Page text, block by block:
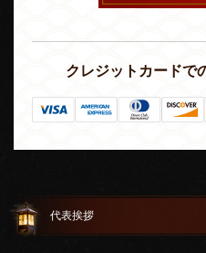
クレジットカードで
代表挨拶